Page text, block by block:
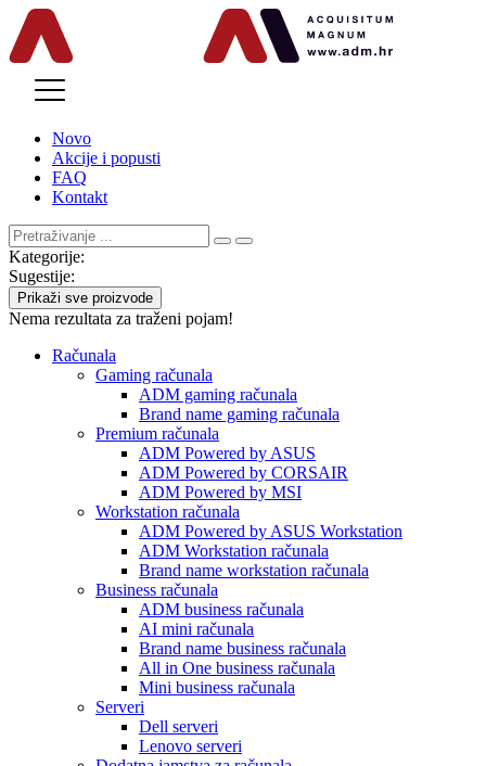
Novo
Akcije i popusti
FAQ
Kontakt
Kategorije:
Sugestije:
Prikaži sve proizvode
Nema rezultata za traženi pojam!
Računala
Gaming računala
ADM gaming računala
Brand name gaming računala
Premium računala
ADM Powered by ASUS
ADM Powered by CORSAIR
ADM Powered by MSI
Workstation računala
ADM Powered by ASUS Workstation
ADM Workstation računala
Brand name workstation računala
Business računala
ADM business računala
AI mini računala
Brand name business računala
All in One business računala
Mini business računala
Serveri
Dell serveri
Lenovo serveri